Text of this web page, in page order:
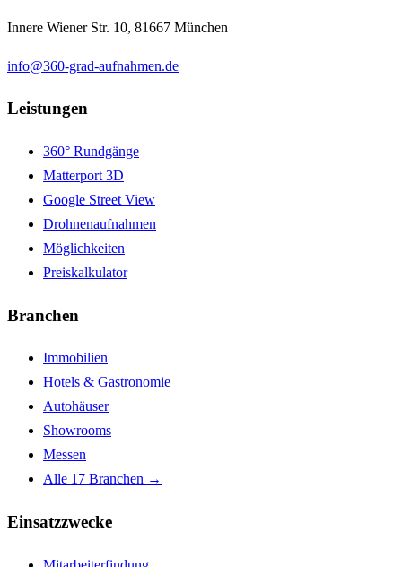
Innere Wiener Str. 10, 81667 München
info@360-grad-aufnahmen.de
Leistungen
360° Rundgänge
Matterport 3D
Google Street View
Drohnenaufnahmen
Möglichkeiten
Preiskalkulator
Branchen
Immobilien
Hotels & Gastronomie
Autohäuser
Showrooms
Messen
Alle 17 Branchen →
Einsatzzwecke